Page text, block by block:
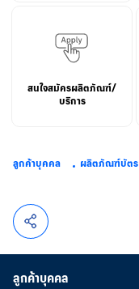
สนใจสมัครผลิตภัณฑ์/
บริการ
ลูกค้าบุคคล ผลิตภัณฑ์บัตร
ลูกค้าบุคคล